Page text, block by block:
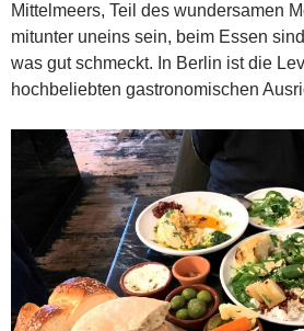
Mittelmeers, Teil des wundersamen
mitunter uneins sein, beim Essen
was gut schmeckt. In Berlin ist die
hochbeliebten gastronomischen